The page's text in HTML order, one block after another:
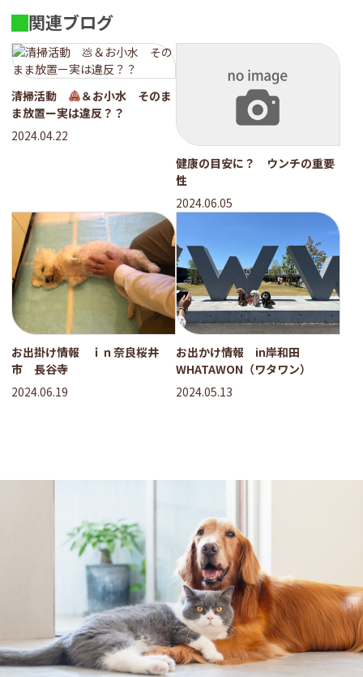
関連ブログ
清掃活動
＆お小水 そのま
ま放置ー実は違反？？
2024.04.22
健康の目安に？ ウンチの重要
性
2024.06.05
お出掛け情報 ｉｎ奈良桜井
市 長谷寺
2024.06.19
お出かけ情報 in岸和田
WHATAWON（ワタワン）
2024.05.13